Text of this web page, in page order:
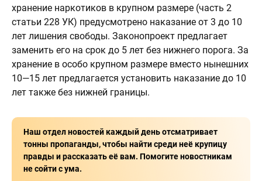
хранение наркотиков в крупном размере (часть 2
статьи 228 УК) предусмотрено наказание от 3 до 10
лет лишения свободы. Законопроект предлагает
заменить его на срок до 5 лет без нижнего порога. За
хранение в особо крупном размере вместо нынешних
10—15 лет предлагается установить наказание до 10
лет также без нижней границы.
Наш отдел новостей каждый день отсматривает
тонны пропаганды, чтобы найти среди неё крупицу
правды и рассказать её вам. Помогите новостникам
не сойти с ума.